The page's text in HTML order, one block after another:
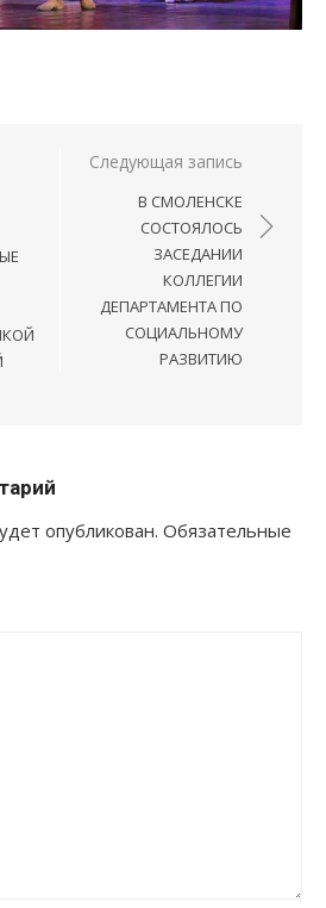
Следующая запись
В СМОЛЕНСКЕ
СОСТОЯЛОСЬ
ЗАСЕДАНИИ
КОЛЛЕГИИ
ДЕПАРТАМЕНТА ПО
СОЦИАЛЬНОМУ
РАЗВИТИЮ
опубликован. Обязательные